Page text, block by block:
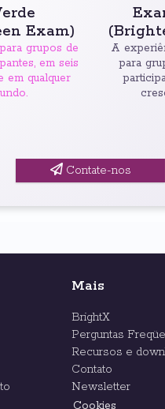
Exam)
grupos de
em seis
em qualquer
A
para
Contate-nos
Mais
BrightX
Perguntas
Recursos e
Contato
Newsletter
Cookies